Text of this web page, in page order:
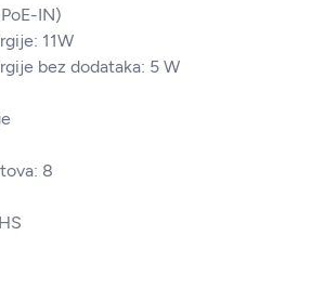
IN)
11W
bez dodataka: 5 W
8